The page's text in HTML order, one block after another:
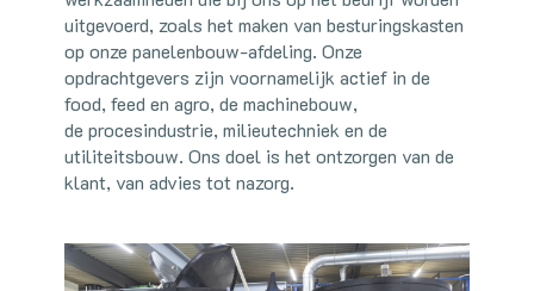
uitgevoerd, zoals het maken van besturingskasten
op onze panelenbouw-afdeling. Onze
opdrachtgevers zijn voornamelijk actief in de
food, feed en agro, de machinebouw,
de procesindustrie, milieutechniek en de
utiliteitsbouw. Ons doel is het ontzorgen van de
klant, van advies tot nazorg.